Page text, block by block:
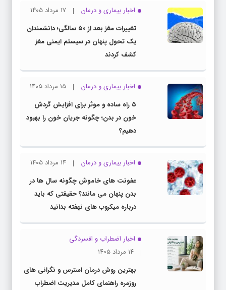
اخبار بیماری و درمان
۱۷ مرداد ۱۴۰۵
تغییرات مغز بعد از ۵۰ سالگی؛ دانشمندان
یک تحول پنهان در سیستم ایمنی مغز
کشف کردند
اخبار بیماری و درمان
۱۵ مرداد ۱۴۰۵
۵ راه ساده و موثر برای افزایش گردش
خون در بدن؛ چگونه جریان خون را بهبود
دهیم؟
اخبار بیماری و درمان
۱۴ مرداد ۱۴۰۵
عفونت های خاموش چگونه سال ها در
بدن پنهان می مانند؟ حقیقتی که باید
درباره میکروب های نهفته بدانید
اخبار اضطراب و افسردگی
۱۴ مرداد ۱۴۰۵
بهترین روش درمان استرس و نگرانی های
روزمره راهنمای کامل مدیریت اضطراب